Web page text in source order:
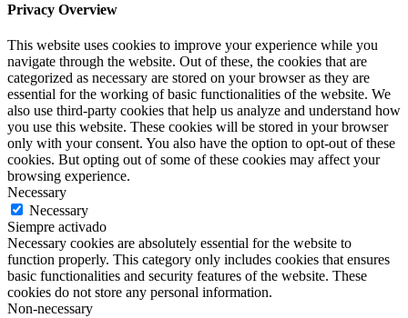
Privacy Overview
This website uses cookies to improve your experience while you
navigate through the website. Out of these, the cookies that are
categorized as necessary are stored on your browser as they are
essential for the working of basic functionalities of the website. We
also use third-party cookies that help us analyze and understand how
you use this website. These cookies will be stored in your browser
only with your consent. You also have the option to opt-out of these
cookies. But opting out of some of these cookies may affect your
browsing experience.
Necessary
Necessary
Siempre activado
Necessary cookies are absolutely essential for the website to
function properly. This category only includes cookies that ensures
basic functionalities and security features of the website. These
cookies do not store any personal information.
Non-necessary